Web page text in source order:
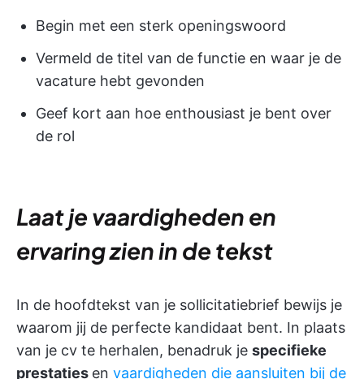
Begin met een sterk openingswoord
Vermeld de titel van de functie en waar je de
vacature hebt gevonden
Geef kort aan hoe enthousiast je bent over
de rol
Laat je vaardigheden en
ervaring zien in de tekst
In de hoofdtekst van je sollicitatiebrief bewijs je
waarom jij de perfecte kandidaat bent. In plaats
van je cv te herhalen, benadruk je specifieke
prestaties en vaardigheden die aansluiten bij de